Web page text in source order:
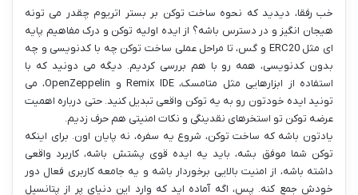
خب رفقا، دیدید که نحوه ساخت توکن بر بستر اتریوم چقدر می تونه
هیجان انگیز و در دسترس باشه؟ از ایده اولیه توکن و درک مفاهیم پایه
ای مثل ERC20 و گس، تا مراحل عملی ساخت توکن چه با کدنویسی و چه
بدون کدنویسی، همه رو با هم بررسی کردیم. دیگه می دونید که با
استفاده از ابزارهایی مثل متامسک، Remix IDE و OpenZeppelin، می
تونید ایده خودتون رو به یه توکن واقعی تبدیل کنید. حتی درباره اهمیت
عرضه توکن تو استخرهای نقدینگی و نکات امنیتی هم حرف زدیم.
یادتون باشه که ساخت توکن، شروع یه سفره، نه پایان اون. برای اینکه
توکن شما موفق بشه، باید یه ایده قوی پشتش باشه، کاربرد واقعی
داشته باشه، از امنیت بالایی برخوردار باشه و یه جامعه کاربری فعال دور
خودش جمع کنه. پس، اگه آماده اید که وارد این دنیای پر از پتانسیل